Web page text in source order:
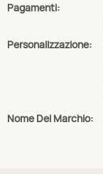
Pagamenti:
Personalizzazione:
Nome Del Marchio: